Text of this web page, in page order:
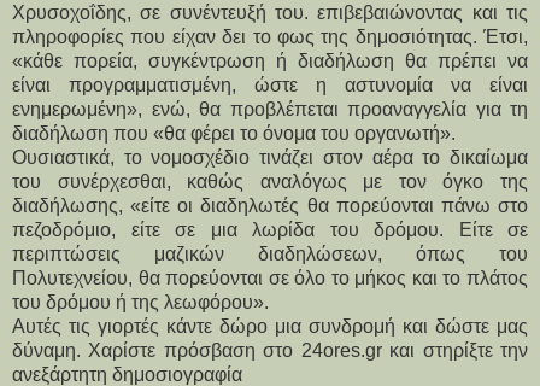
Χρυσοχοΐδης, σε συνέντευξή του. επιβεβαιώνοντας και τις
πληροφορίες που είχαν δει το φως της δημοσιότητας. Έτσι,
«κάθε πορεία, συγκέντρωση ή διαδήλωση θα πρέπει να
είναι προγραμματισμένη, ώστε η αστυνομία να είναι
ενημερωμένη», ενώ, θα προβλέπεται προαναγγελία για τη
διαδήλωση που «θα φέρει το όνομα του οργανωτή».
Ουσιαστικά, το νομοσχέδιο τινάζει στον αέρα το δικαίωμα
του συνέρχεσθαι, καθώς αναλόγως με τον όγκο της
διαδήλωσης, «είτε οι διαδηλωτές θα πορεύονται πάνω στο
πεζοδρόμιο, είτε σε μια λωρίδα του δρόμου. Είτε σε
περιπτώσεις μαζικών διαδηλώσεων, όπως του
Πολυτεχνείου, θα πορεύονται σε όλο το μήκος και το πλάτος
του δρόμου ή της λεωφόρου».
Aυτές τις γιορτές κάντε δώρο μια συνδρομή και δώστε μας
δύναμη. Χαρίστε πρόσβαση στο 24ores.gr και στηρίξτε την
ανεξάρτητη δημοσιογραφία